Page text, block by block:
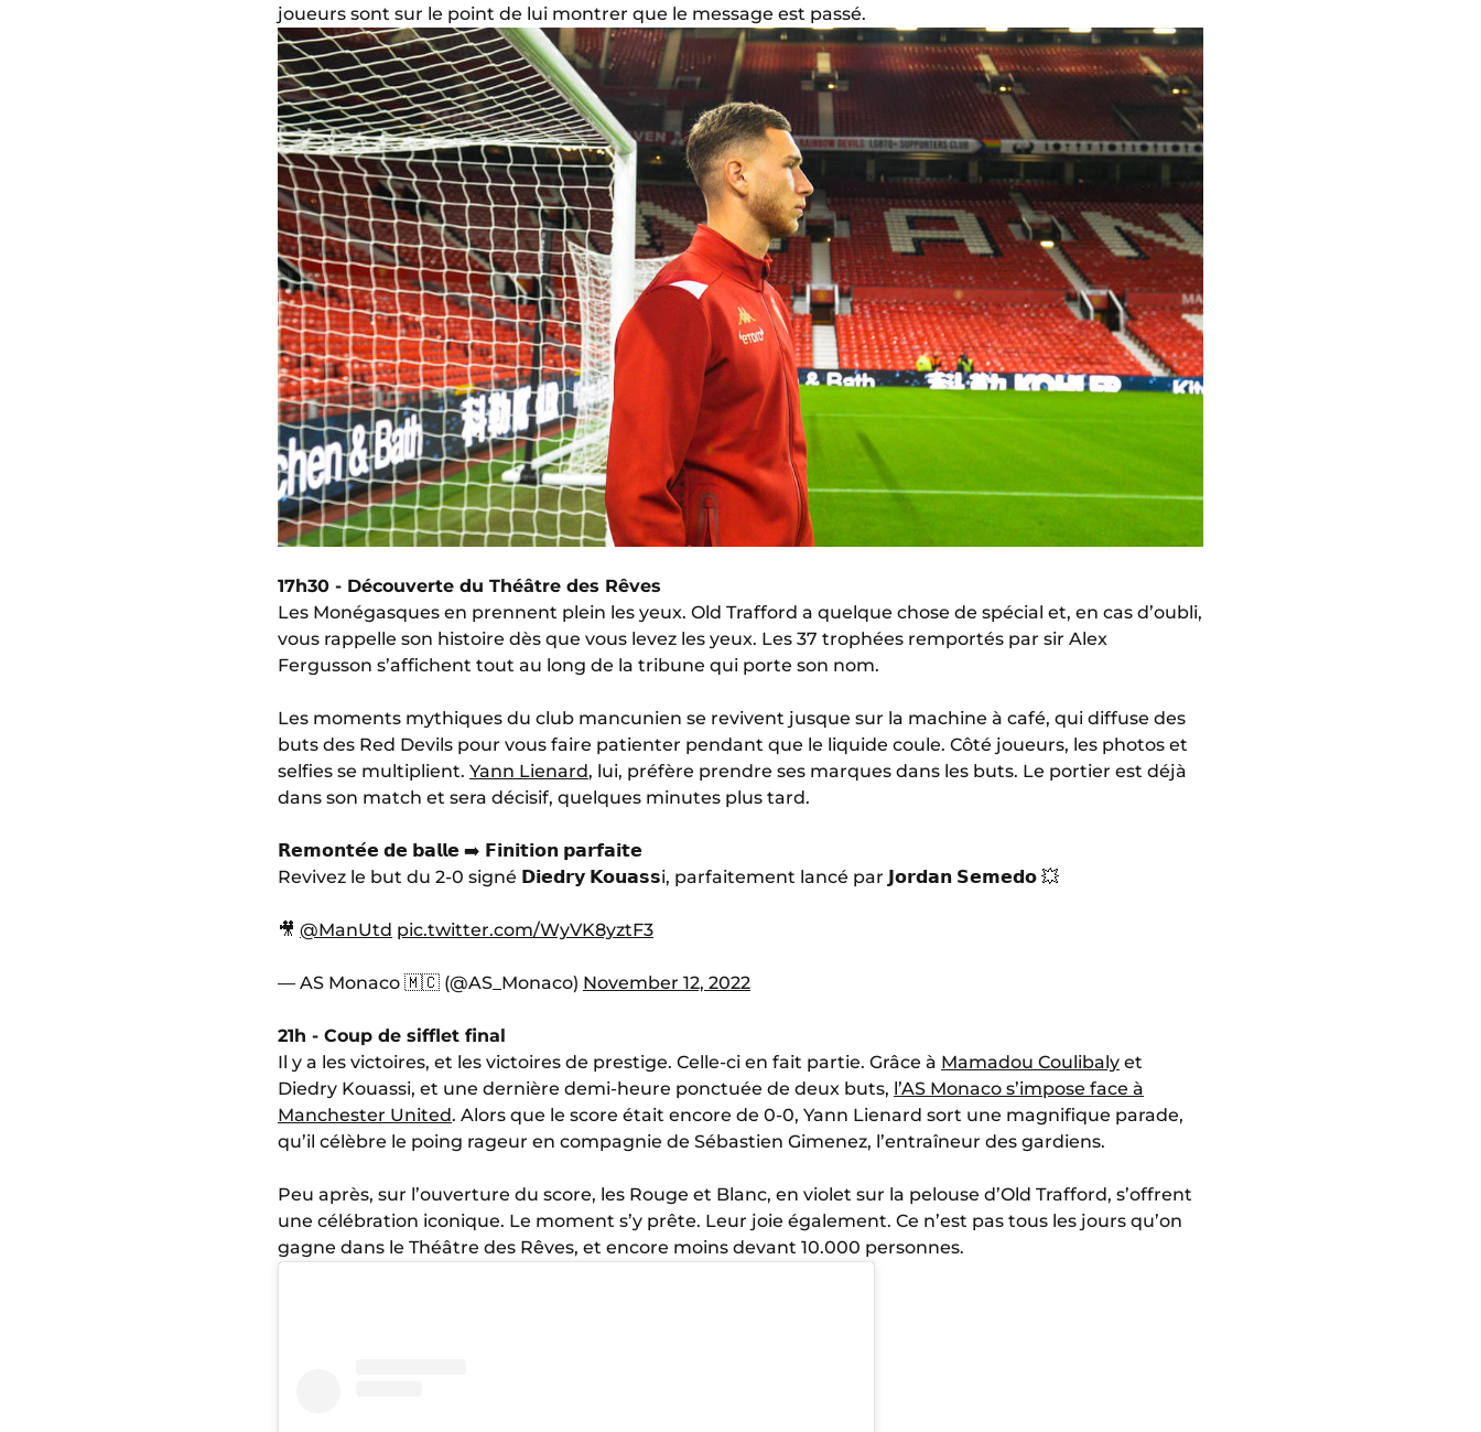
joueurs sont sur le point de lui montrer que le message est passé.
17h30 - Découverte du Théâtre des Rêves
Les Monégasques en prennent plein les yeux. Old Trafford a quelque chose de spécial et, en cas d’oubli,
vous rappelle son histoire dès que vous levez les yeux. Les 37 trophées remportés par sir Alex
Fergusson s’affichent tout au long de la tribune qui porte son nom.
Les moments mythiques du club mancunien se revivent jusque sur la machine à café, qui diffuse des
buts des Red Devils pour vous faire patienter pendant que le liquide coule. Côté joueurs, les photos et
selfies se multiplient. Yann Lienard, lui, préfère prendre ses marques dans les buts. Le portier est déjà
dans son match et sera décisif, quelques minutes plus tard.
𝗥𝗲𝗺𝗼𝗻𝘁𝗲́𝗲 𝗱𝗲 𝗯𝗮𝗹𝗹𝗲 ➡️ 𝗙𝗶𝗻𝗶𝘁𝗶𝗼𝗻 𝗽𝗮𝗿𝗳𝗮𝗶𝘁𝗲
Revivez le but du 2-0 signé 𝗗𝗶𝗲𝗱𝗿𝘆 𝗞𝗼𝘂𝗮𝘀𝘀i, parfaitement lancé par 𝗝𝗼𝗿𝗱𝗮𝗻 𝗦𝗲𝗺𝗲𝗱𝗼 💥
🎥 @ManUtd pic.twitter.com/WyVK8yztF3
— AS Monaco 🇲🇨 (@AS_Monaco) November 12, 2022
21h - Coup de sifflet final
Il y a les victoires, et les victoires de prestige. Celle-ci en fait partie. Grâce à Mamadou Coulibaly et
Diedry Kouassi, et une dernière demi-heure ponctuée de deux buts, l’AS Monaco s’impose face à
Manchester United. Alors que le score était encore de 0-0, Yann Lienard sort une magnifique parade,
qu’il célèbre le poing rageur en compagnie de Sébastien Gimenez, l’entraîneur des gardiens.
Peu après, sur l’ouverture du score, les Rouge et Blanc, en violet sur la pelouse d’Old Trafford, s’offrent
une célébration iconique. Le moment s’y prête. Leur joie également. Ce n’est pas tous les jours qu’on
gagne dans le Théâtre des Rêves, et encore moins devant 10.000 personnes.